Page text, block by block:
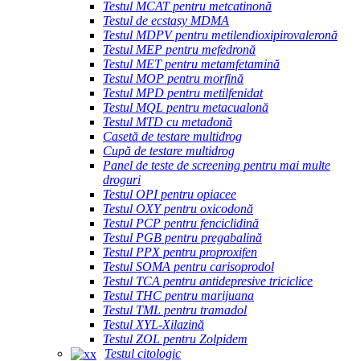
Testul MCAT pentru metcatinonă
Testul de ecstasy MDMA
Testul MDPV pentru metilendioxipirovaleronă
Testul MEP pentru mefedronă
Testul MET pentru metamfetamină
Testul MOP pentru morfină
Testul MPD pentru metilfenidat
Testul MQL pentru metacualonă
Testul MTD cu metadonă
Casetă de testare multidrog
Cupă de testare multidrog
Panel de teste de screening pentru mai multe
droguri
Testul OPI pentru opiacee
Testul OXY pentru oxicodonă
Testul PCP pentru fenciclidină
Testul PGB pentru pregabalină
Testul PPX pentru proproxifen
Testul SOMA pentru carisoprodol
Testul TCA pentru antidepresive triciclice
Testul THC pentru marijuana
Testul TML pentru tramadol
Testul XYL-Xilazină
Testul ZOL pentru Zolpidem
Testul citologic